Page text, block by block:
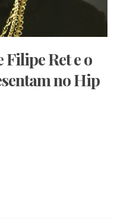
Ret e o
no Hip